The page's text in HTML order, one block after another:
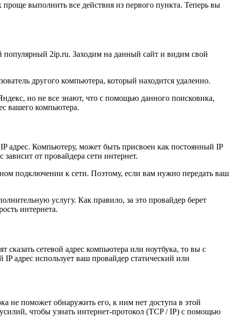
выполнить все действия из первого пункта. Теперь вы
популярный 2ip.ru. Заходим на данный сайт и видим свой
другого компьютера, который находится удаленно.
но не все знают, что с помощью данного поисковика,
вашего компьютера.
адрес. Компьютеру, может быть присвоен как постоянный IP
от провайдера сети интернет.
подключении к сети. Поэтому, если вам нужно передать ваш
услугу. Как правило, за это провайдер берет
интернета.
сказать сетевой адрес компьютера или ноутбука, то вы с
адрес использует ваш провайдер статический или
не поможет обнаружить его, к ним нет доступа в этой
чтобы узнать интернет-протокол (TCP / IP) с помощью